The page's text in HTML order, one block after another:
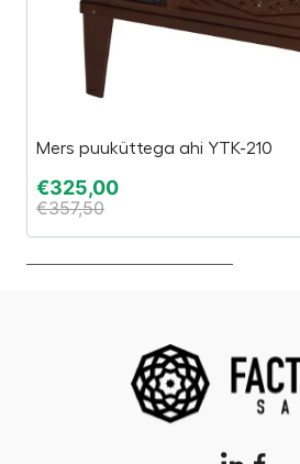
Mers puuküttega ahi YTK-210
€325,00
€357,50